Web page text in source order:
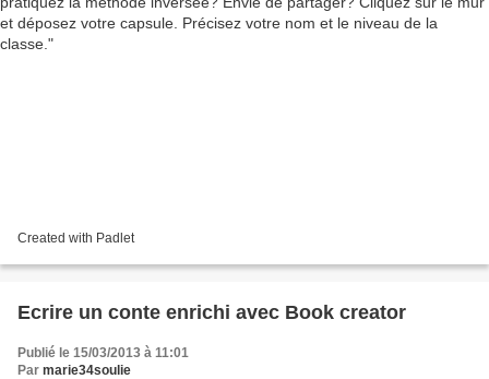
Created with Padlet
Ecrire un conte enrichi avec Book creator
Publié le 15/03/2013 à 11:01
Par marie34soulie